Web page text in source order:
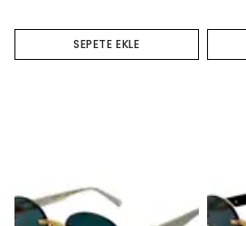
SEPETE EKLE